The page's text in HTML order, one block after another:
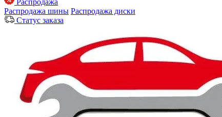
Распродажа
Распродажа шины Распродажа диски
Статус заказа